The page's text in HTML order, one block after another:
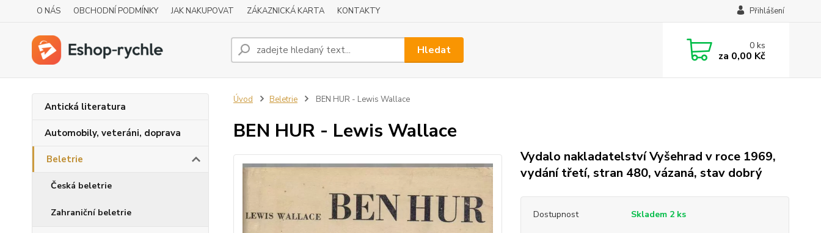
O NÁS OBCHODNÍ PODMÍNKY JAK NAKUPOVAT ZÁKAZNICKÁ KARTA KONTAKTY Přihlášení
Hledat 0ks
za 0,00 Kč
Antická literatura
Automobily, veteráni, doprava
Beletrie
Česká beletrie
Zahraniční beletrie
Úvod Beletrie BEN HUR - Lewis Wallace
BEN HUR - Lewis Wallace
Vydalo nakladatelství Vyšehrad v roce 1969,
vydání třetí, stran 480, vázaná, stav dobrý
Dostupnost Skladem 2 ks